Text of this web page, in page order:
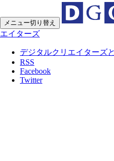
メニュー切り替え
エイターズ
デジタルクリエイターズ
RSS
Facebook
Twitter